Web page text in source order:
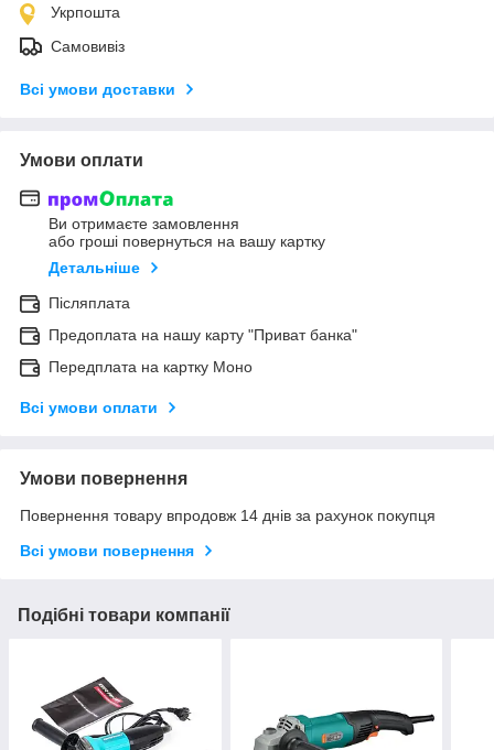
Укрпошта
Самовивіз
Всі умови доставки
Умови оплати
Ви отримаєте замовлення
або гроші повернуться на вашу картку
Детальніше
Післяплата
Предоплата на нашу карту "Приват банка"
Передплата на картку Моно
Всі умови оплати
Умови повернення
Повернення товару впродовж 14 днів за рахунок покупця
Всі умови повернення
Подібні товари компанії